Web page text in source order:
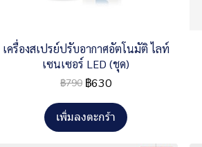
เครื่องสเปรย์ปรับอากาศอัตโนมัติ ไลท์
เซนเซอร์ LED (ชุด)
฿790 ฿630
เพิ่มลงตะกร้า